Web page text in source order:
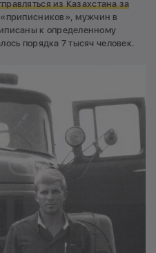
из Казахстана за
«приписников», мужчин в
к определенному
порядка 7 тысяч человек.